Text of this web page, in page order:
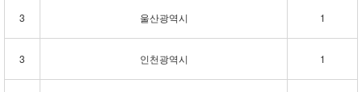
3 울산광역시 1
3 인천광역시 1